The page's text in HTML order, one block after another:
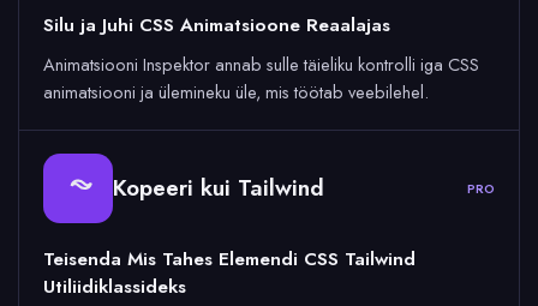
Silu ja Juhi CSS Animatsioone Reaalajas
Animatsiooni Inspektor annab sulle täieliku kontrolli iga CSS
animatsiooni ja ülemineku üle, mis töötab veebilehel.
Kopeeri kui Tailwind PRO
Teisenda Mis Tahes Elemendi CSS Tailwind
Utiliidiklassideks